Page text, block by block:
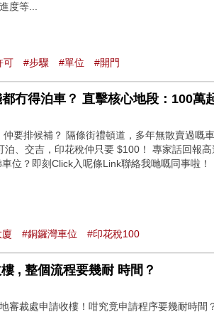
度等...
可 #步驟 #單位 #開門
要排候補？ 隔條街禮頓道，多年無散賣過嘅
、交吉，印花稅仲只要 $100！ 專家話回報
位？即刻Click入呢條Link聯絡我哋嘅同事啦
#銅鑼灣車位 #印花稅100⁠
, 整個流程要幾耐 時間？
審裁處申請收樓！咁究竟申請程序要幾耐時間